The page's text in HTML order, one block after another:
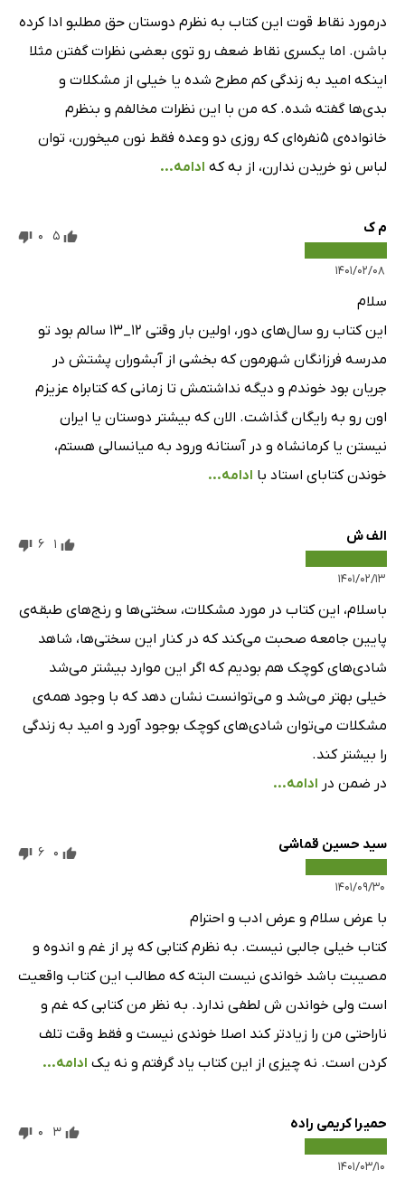
درمورد نقاط قوت این کتاب به نظرم دوستان حق مطلبو ادا کرده
باشن. اما یکسری نقاط ضعف رو توی بعضی نظرات گفتن مثلا
اینکه امید به زندگی کم مطرح شده یا خیلی از مشکلات و
بدی‌ها گفته شده. که من با این نظرات مخالفم و بنظرم
خانواده‌ی 5نفره‌ای که روزی دو وعده فقط نون میخورن، توان
لباس نو خریدن ندارن، از به که ادامه...
م ک
۱۴۰۱/۰۲/۰۸
5
0
سلام
این کتاب رو سال‌های دور، اولین بار وقتی ۱۲_۱۳ سالم بود تو
مدرسه فرزانگان شهرمون که بخشی از آبشوران پشتش در
جریان بود خوندم و دیگه نداشتمش تا زمانی که کتابراه عزیزم
اون رو به رایگان گذاشت. الان که بیشتر دوستان یا ایران
نیستن یا کرمانشاه و در آستانه ورود به میانسالی هستم،
خوندن کتابای استاد با ادامه...
الف ش
۱۴۰۱/۰۲/۱۳
1
6
باسلام، این کتاب در مورد مشکلات، سختی‌ها و رنج‌های طبقه‌ی
پایین جامعه صحبت می‌کند که در کنار این سختی‌ها، شاهد
شادی‌های کوچک هم بودیم که اگر این موارد بیشتر می‌شد
خیلی بهتر می‌شد و می‌توانست نشان دهد که با وجود همه‌ی
مشکلات می‌توان شادی‌های کوچک بوجود آورد و امید به زندگی
را بیشتر کند.
در ضمن در ادامه...
سید حسین قماشی
۱۴۰۱/۰۹/۳۰
0
6
با عرض سلام و عرض ادب و احترام
کتاب خیلی جالبی نیست. به نظرم کتابی که پر از غم و اندوه و
مصیبت باشد خواندی نیست البته که مطالب این کتاب واقعیت
است ولی خواندن ش لطفی ندارد. به نظر من کتابی که غم و
ناراحتی من را زیادتر کند اصلا خوندی نیست و فقط وقت تلف
کردن است. نه چیزی از این کتاب یاد گرفتم و نه یک ادامه...
حمیرا کریمی راده
۱۴۰۱/۰۳/۱۰
3
0